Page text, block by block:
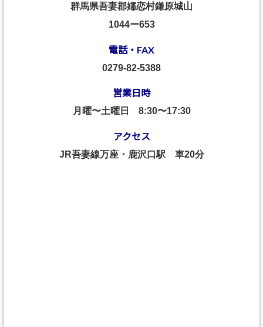
群馬県吾妻郡嬬恋村鎌原城山
1044ー653
電話・FAX
0279-82-5388
営業日時
月曜〜土曜日 8:30〜17:30
アクセス
JR吾妻線万座・鹿沢口駅 車20分